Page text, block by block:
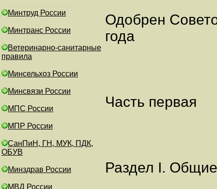
Минтруд России
Минтранс России
Ветеринарно-санитарные
правила
Минсельхоз России
Минсвязи России
МПС России
МПР России
СанПиН, ГН, МУК, ПДК,
ОБУВ
Минздрав России
МВД России
Одобрен
года
Часть первая
Раздел I.